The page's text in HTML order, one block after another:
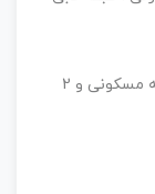
پروژه ماهور 2 شامل 2 بلوک 12 طبقه و 9 طبقه مسکونی و 2